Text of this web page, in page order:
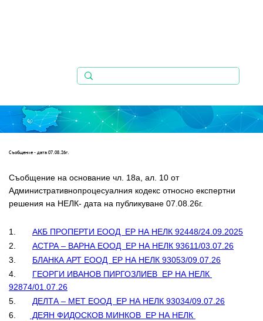
Съобщениe - дата 07.08.26г.
Съобщение на основание чл. 18а, ал. 10 от
Административнопроцесуалния кодекс относно експертни
решения на НЕЛК- дата на публикуване 07.08.26г.
1. АКБ ПРОПЕРТИ ЕООД  ЕР НА НЕЛК 92448/24.09.2025
2. АСТРА – ВАРНА ЕООД  ЕР НА НЕЛК 93611/03.07.26
3. БЛАНКА АРТ ЕООД  ЕР НА НЕЛК 93053/09.07.26
4. ГЕОРГИ ИВАНОВ ПИРГОЗЛИЕВ  ЕР НА НЕЛК
92874/01.07.26
5. ДЕЛТА – МЕТ ЕООД  ЕР НА НЕЛК 93034/09.07.26
6.
ДЕЯН ФИДОСКОВ МИНКОВ  ЕР НА НЕЛК